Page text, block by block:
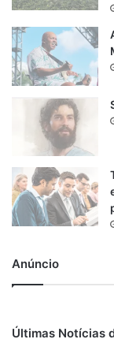
Anúncio
Últimas Notícias